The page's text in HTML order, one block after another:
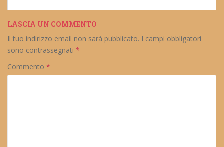
LASCIA UN COMMENTO
Il tuo indirizzo email non sarà pubblicato. I campi obbligatori
sono contrassegnati *
Commento *